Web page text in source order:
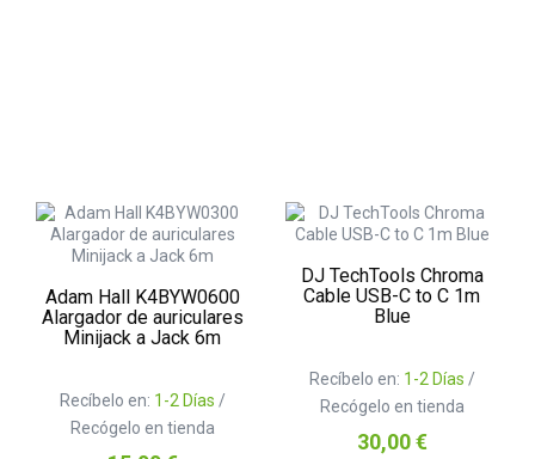
Adam Hall K4BYW0600
Alargador de auriculares
Minijack a Jack 6m
Recíbelo en: 1-2 Días /
Recógelo en tienda
DJ TechTools Chroma
Cable USB-C to C 1m
Blue
Recíbelo en: 1-2 Días /
Recógelo en tienda
Precio
30,00 €